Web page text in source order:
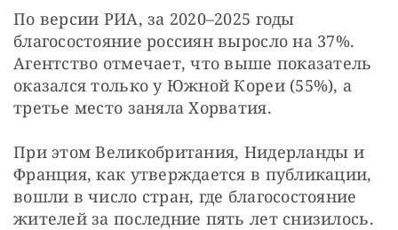
По версии РИА, за 2020–2025 годы
благосостояние россиян выросло на 37%.
Агентство отмечает, что выше показатель
оказался только у Южной Кореи (55%), а
третье место заняла Хорватия.
При этом Великобритания, Нидерланды и
Франция, как утверждается в публикации,
вошли в число стран, где благосостояние
жителей за последние пять лет снизилось.